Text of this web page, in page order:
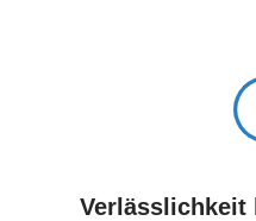
Verlässlichkeit